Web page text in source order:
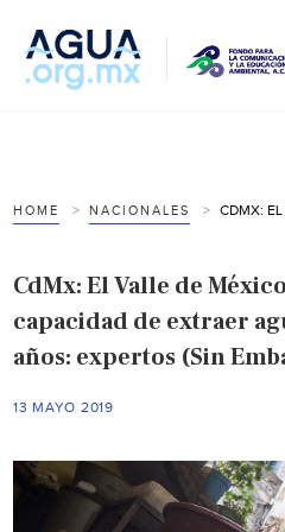
HOME NACIONALES
CdMx: El Valle de
capacidad de extraer
años: expertos (Sin
13 MAYO 2019